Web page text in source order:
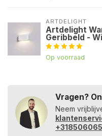
ARTDELIGHT
Artdelight
Geribbeld -
Op voorraad
Vragen?
Neem